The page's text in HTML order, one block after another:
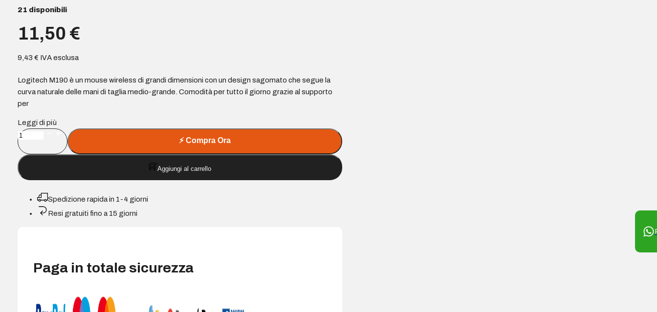
21 disponibili
11,50 €
9,43€ IVA esclusa
Logitech M190 è un mouse wireless di grandi dimensioni con un design sagomato che segue la
curva naturale delle mani di taglia medio-grande. Comodità per tutto il giorno grazie al supporto
per
Leggi di più
Logitech
M190
Mouse
wireless
USB
1000
pulsanti
⚡Compra Ora
Aggiungi al carrello
Spedizione rapida in 1-4 giorni
Resi gratuiti fino a 15 giorni
Paga in totale sicurezza